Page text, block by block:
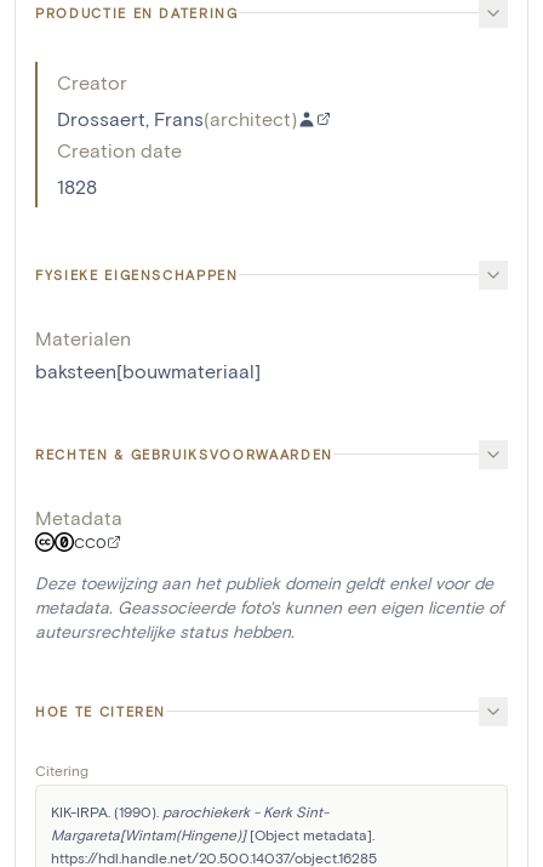
PRODUCTIE EN DATERING
Creator
Drossaert, Frans(architect)
Creation date
1828
FYSIEKE EIGENSCHAPPEN
Materialen
baksteen[bouwmateriaal]
RECHTEN & GEBRUIKSVOORWAARDEN
Metadata
CC0
Deze toewijzing aan het publiek domein geldt enkel voor de
metadata. Geassocieerde foto's kunnen een eigen licentie of
auteursrechtelijke status hebben.
HOE TE CITEREN
Citering
KIK-IRPA. (1990). parochiekerk - Kerk Sint-
Margareta[Wintam(Hingene)] [Object metadata].
https://hdl.handle.net/20.500.14037/object.16285